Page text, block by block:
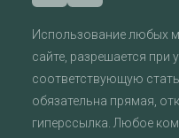
Использование любых
сайте, разрешается при
соответствующую
обязательна прямая,
гиперссылка. Любое